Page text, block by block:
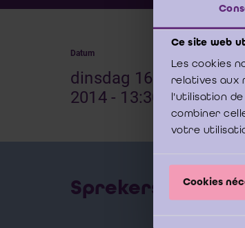
Ce site web
Les cookies
relatives aux
l'utilisation
combiner
votre
Cookies
Datum
dinsdag 16 september
2014 - 13:30 -17:00
Sprekers